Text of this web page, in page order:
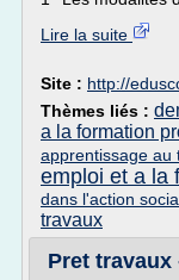
Lire la suite
Site : http://
Thèmes liés :
a la formation
apprentissage au
emploi et a la
dans l'action
travaux
Pret